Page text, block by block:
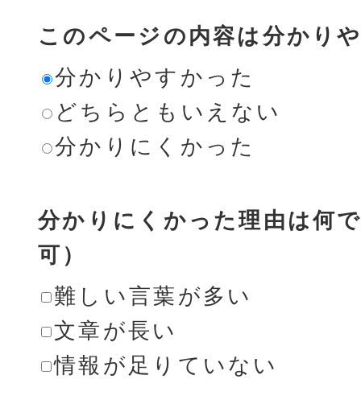
このページの内容は分かり
分かりやすかった
どちらともいえない
分かりにくかった
分かりにくかった理由は何
可）
難しい言葉が多い
文章が長い
情報が足りていない